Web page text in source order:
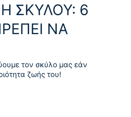
ΣΚΎΛΟΥ: 6
ΝΑ
τον σκύλο μας εάν
ζωής του!